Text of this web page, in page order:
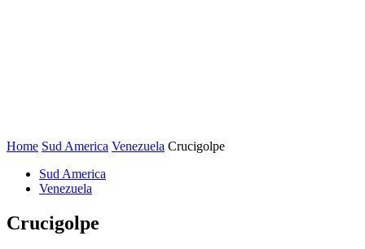
Home Sud America Venezuela Crucigolpe
Sud America
Venezuela
Crucigolpe